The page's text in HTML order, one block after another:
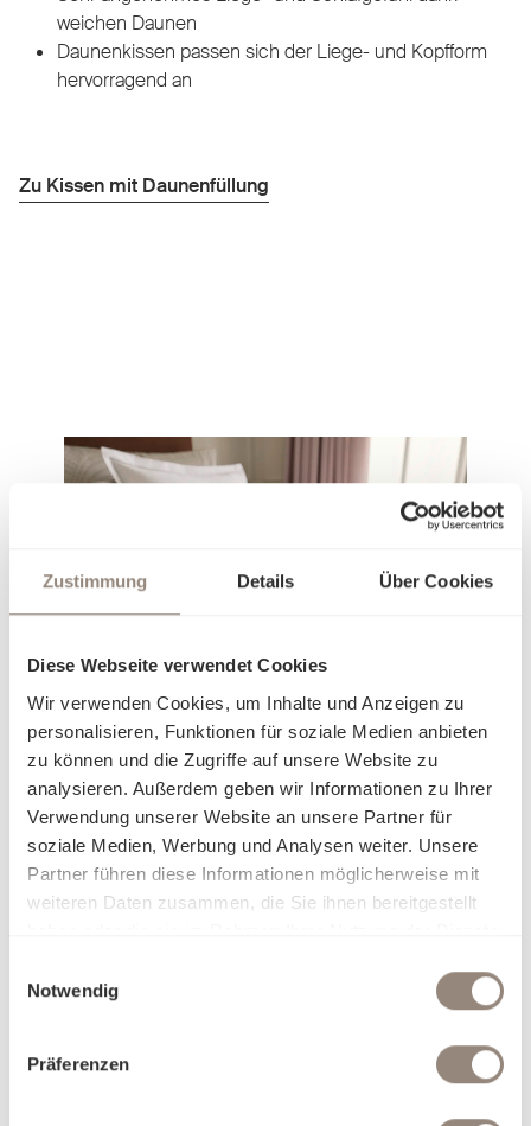
Zustimmung Details Über Cookies
Diese Webseite verwendet Cookies
Wir verwenden Cookies, um Inhalte und Anzeigen zu
personalisieren, Funktionen für soziale Medien anbieten
zu können und die Zugriffe auf unsere Website zu
analysieren. Außerdem geben wir Informationen zu Ihrer
Verwendung unserer Website an unsere Partner für
soziale Medien, Werbung und Analysen weiter. Unsere
Partner führen diese Informationen möglicherweise mit
weiteren Daten zusammen, die Sie ihnen bereitgestellt
Notwendig
Präferenzen
weichen Daunen
Daunenkissen passen sich der Liege- und Kopfform
hervorragend an
Zu Kissen mit Daunenfüllung
Über unsere Bettwäsche